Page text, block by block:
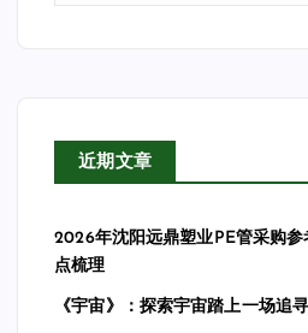
近期文章
2026年沈阳远鼎塑业PE管采购
点梳理
《宇宙》：探索宇宙踏上一场追